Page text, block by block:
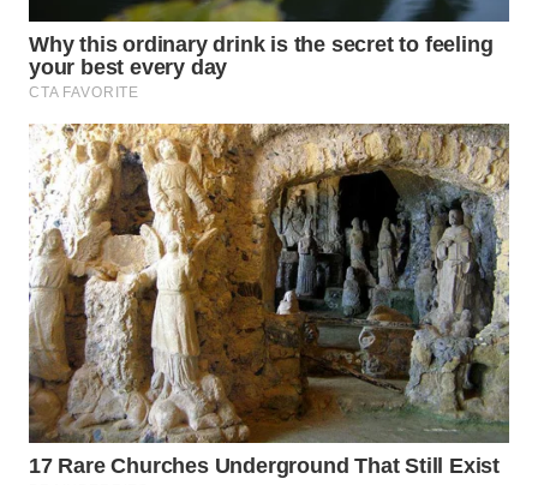
WN
BINTAN
WN
MANDALIKA
WN
LIKUPANG
WN
LABUANBAJO
WN
BORNEO